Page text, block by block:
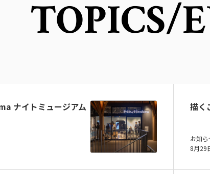
TOPICS/
ナイトミュージアム 描く
お知ら
8月29